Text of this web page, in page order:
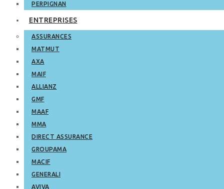
PERPIGNAN
ENTREPRISES
ASSURANCES
MATMUT
AXA
MAIF
ALLIANZ
GMF
MAAF
MMA
DIRECT ASSURANCE
GROUPAMA
MACIF
GENERALI
AVIVA